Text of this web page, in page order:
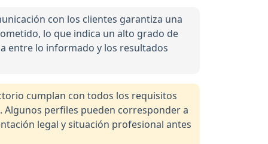
con los clientes garantiza una
lo que indica un alto grado de
entre lo informado y los resultados
cumplan con todos los requisitos
Algunos perfiles pueden corresponder a
legal y situación profesional antes